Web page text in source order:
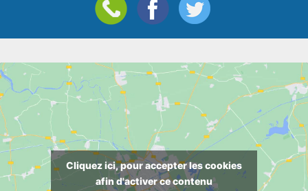
Cliquez ici, pour accepter les cookies
afin d'activer ce contenu